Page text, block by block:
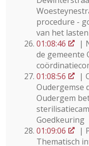
procedure -
van het
01:08:46
|
de gemeente
01:08:56
|
Oudergemse
Oudergem
Goedkeuring
01:09:06
|
Thematisch